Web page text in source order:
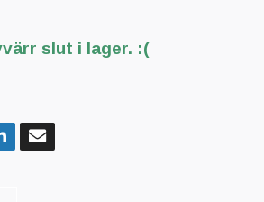
slut i lager. :(